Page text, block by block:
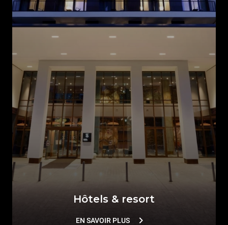
Hôtels & resort
EN SAVOIR PLUS